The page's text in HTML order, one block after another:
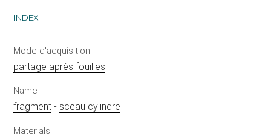
INDEX
Mode d'acquisition
partage après fouilles
Name
fragment - sceau cylindre
Materials